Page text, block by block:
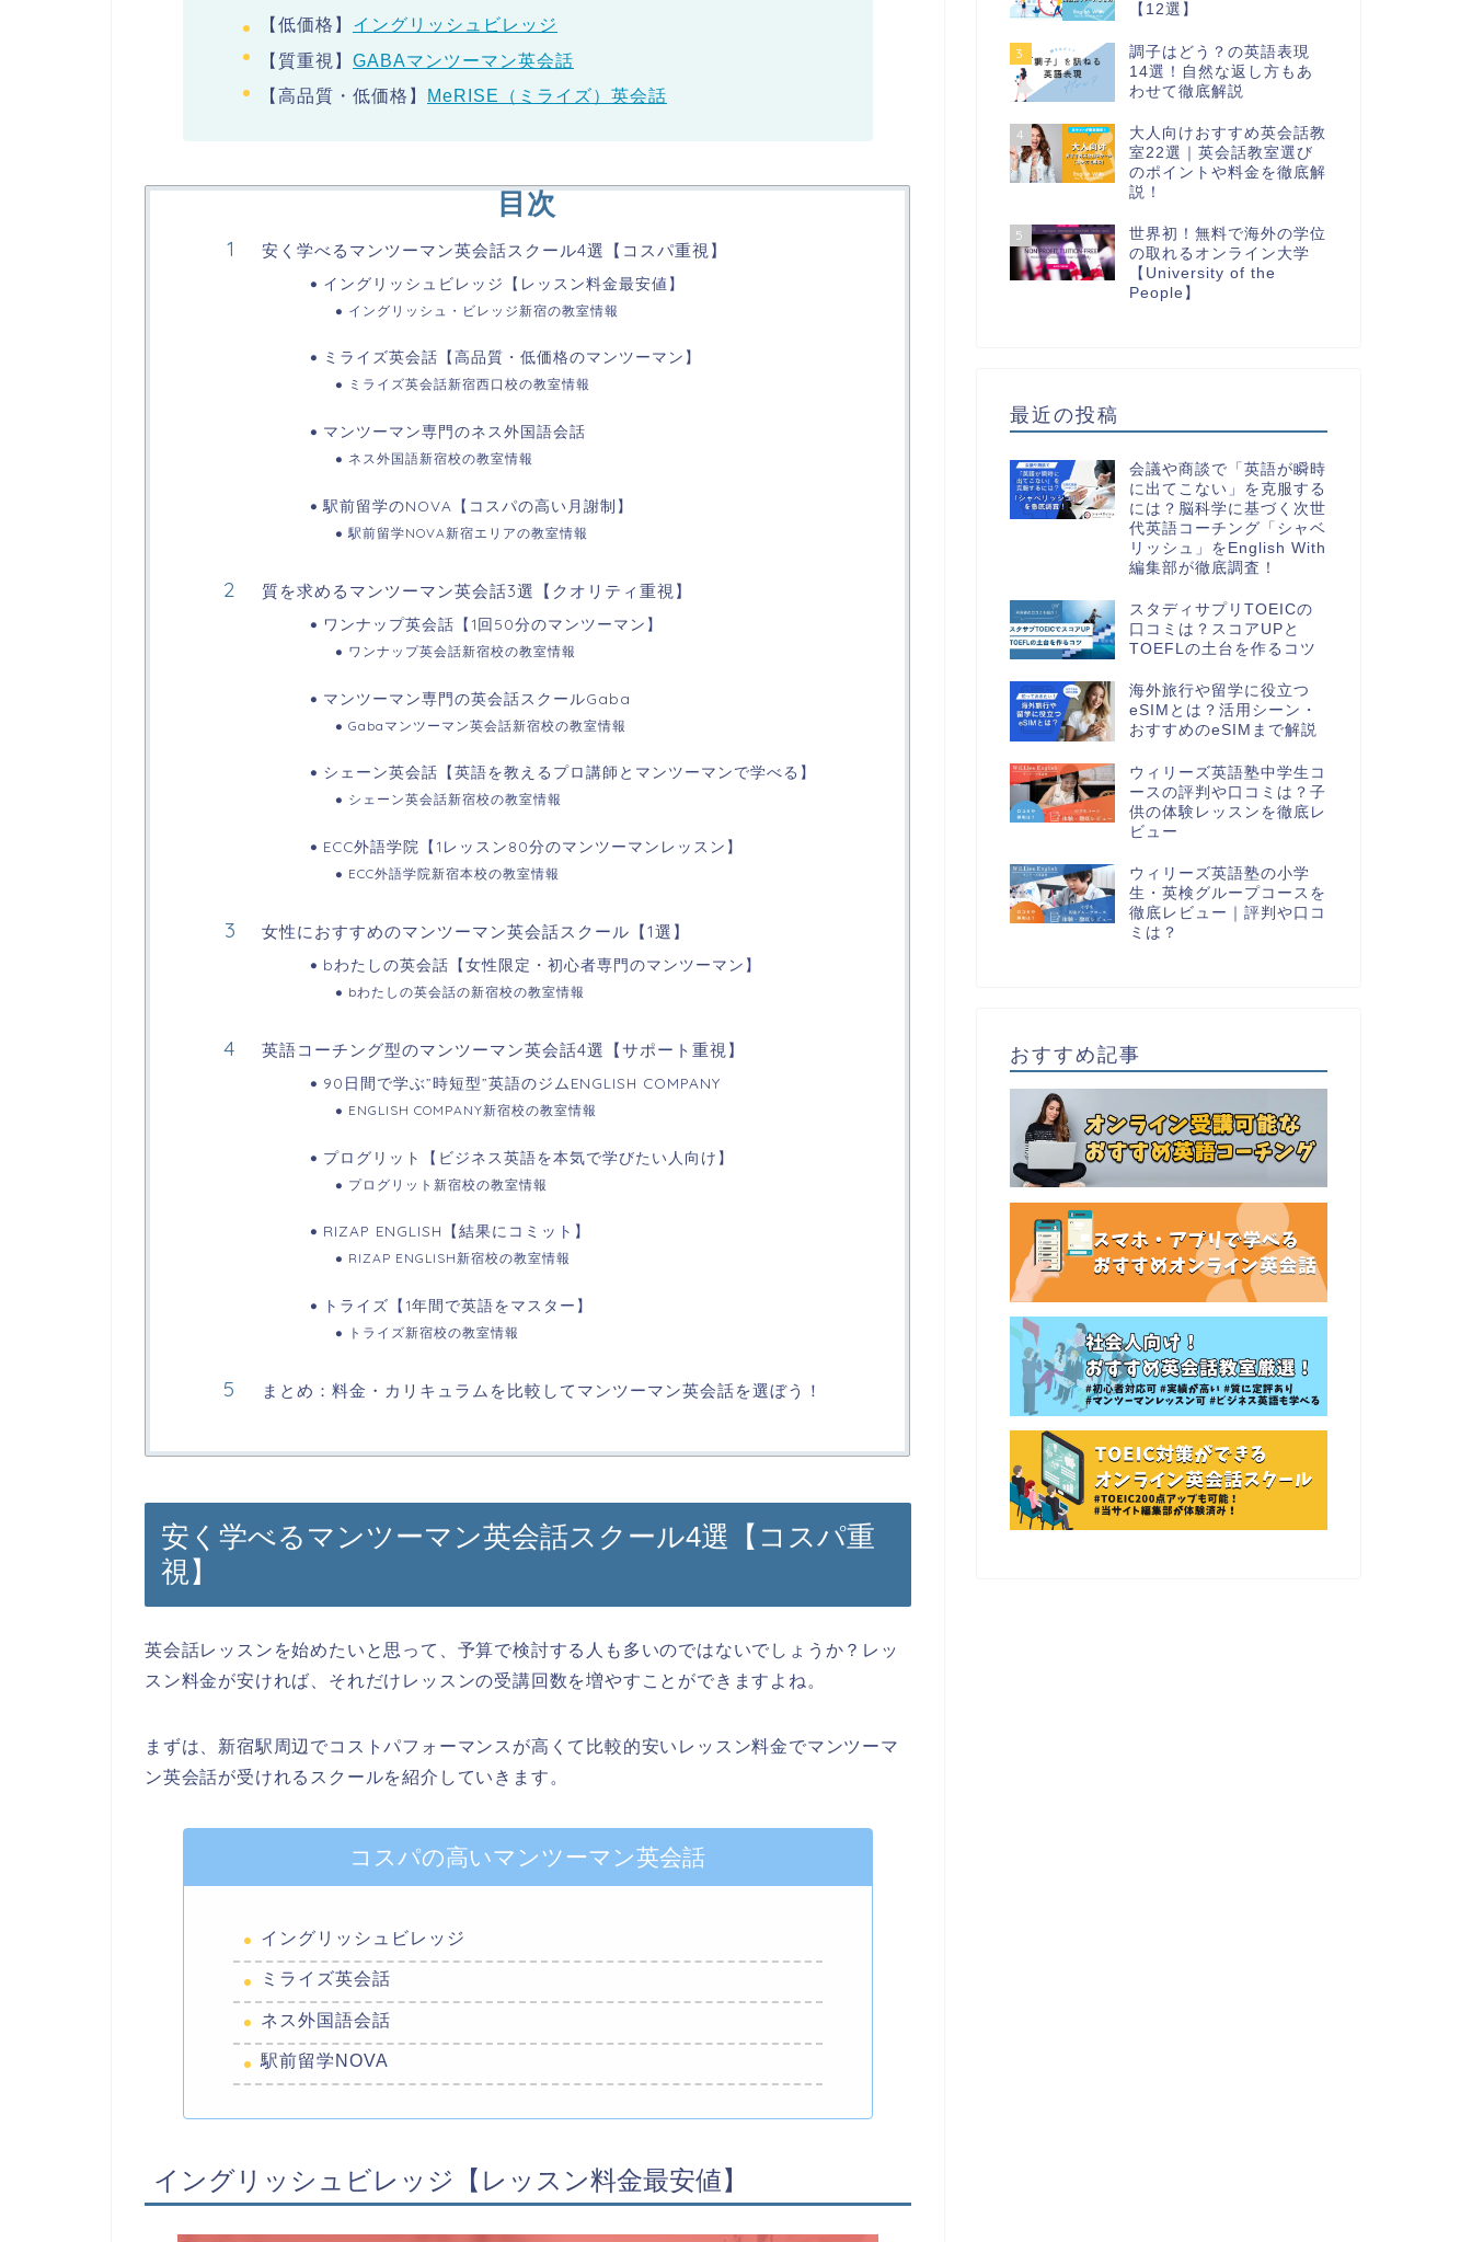
【低価格】 イングリッシュビレッジ
【質重視】 GABAマンツーマン英会話
【高品質・低価格】
MeRISE（ミライズ）英会話
目次
安く学べるマンツーマン英会話スクール4選【コスパ重視】
イングリッシュビレッジ【レッスン料金最安値】
イングリッシュ・ビレッジ新宿の教室情報
ミライズ英会話【高品質・低価格のマンツーマン】
ミライズ英会話新宿西口校の教室情報
マンツーマン専門のネス外国語会話
ネス外国語新宿校の教室情報
駅前留学のNOVA【コスパの高い月謝制】
駅前留学NOVA新宿エリアの教室情報
質を求めるマンツーマン英会話3選【クオリティ重視】
ワンナップ英会話【1回50分のマンツーマン】
ワンナップ英会話新宿校の教室情報
マンツーマン専門の英会話スクールGaba
Gabaマンツーマン英会話新宿校の教室情報
シェーン英会話【英語を教えるプロ講師とマンツーマンで学べる】
シェーン英会話新宿校の教室情報
ECC外語学院【1レッスン80分のマンツーマンレッスン】
ECC外語学院新宿本校の教室情報
女性におすすめのマンツーマン英会話スクール【1選】
bわたしの英会話【女性限定・初心者専門のマンツーマン】
bわたしの英会話の新宿校の教室情報
英語コーチング型のマンツーマン英会話4選【サポート重視】
90日間で学ぶ”時短型”英語のジムENGLISH COMPANY
ENGLISH COMPANY新宿校の教室情報
プログリット【ビジネス英語を本気で学びたい人向け】
プログリット新宿校の教室情報
RIZAP ENGLISH【結果にコミット】
RIZAP ENGLISH新宿校の教室情報
トライズ【1年間で英語をマスター】
トライズ新宿校の教室情報
まとめ：料金・カリキュラムを比較してマンツーマン英会話を選ぼう！
安く学べるマンツーマン英会話スクール4選【コスパ重
視】
英会話レッスンを始めたいと思って、予算で検討する人も多いのではないでしょうか？レッ
スン料金が安ければ、それだけレッスンの受講回数を増やすことができますよね。
まずは、新宿駅周辺でコストパフォーマンスが高くて比較的安いレッスン料金でマンツーマ
ン英会話が受けれるスクールを紹介していきます。
コスパの高いマンツーマン英会話
イングリッシュビレッジ
ミライズ英会話
ネス外国語会話
駅前留学NOVA
イングリッシュビレッジ【レッスン料金最安値】
【12選】
3
調子はどう？の英語表現
14選！自然な返し方もあ
わせて徹底解説
4
大人向けおすすめ英会話教
室22選｜英会話教室選び
のポイントや料金を徹底解
説！
5
世界初！無料で海外の学位
の取れるオンライン大学
【University of the
People】
最近の投稿
会議や商談で「英語が瞬時
に出てこない」を克服する
には？脳科学に基づく次世
代英語コーチング「シャベ
リッシュ」をEnglish With
編集部が徹底調査！
スタディサプリTOEICの
口コミは？スコアUPと
TOEFLの土台を作るコツ
海外旅行や留学に役立つ
eSIMとは？活用シーン・
おすすめのeSIMまで解説
ウィリーズ英語塾中学生コ
ースの評判や口コミは？子
供の体験レッスンを徹底レ
ビュー
ウィリーズ英語塾の小学
生・英検グループコースを
徹底レビュー｜評判や口コ
ミは？
おすすめ記事